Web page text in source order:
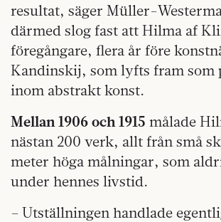
resultat, säger Müller-
därmed slog fast att Hilma af
föregångare, flera år före
Kandinskij, som lyfts fram som
inom abstrakt konst.
Mellan 1906 och 1915 målade
nästan 200 verk, allt från små
meter höga målningar, som
under hennes livstid.
– Utställningen handlade